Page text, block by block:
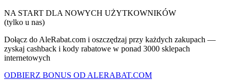
NA START DLA NOWYCH UŻYTKOWNIKÓW
(tylko u nas)
Dołącz do AleRabat.com i oszczędzaj przy każdych zakupach —
zyskaj cashback i kody rabatowe w ponad 3000 sklepach
internetowych
ODBIERZ BONUS OD ALERABAT.COM